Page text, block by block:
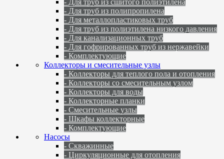
- Для труб из сшитого полиэтилена
- Для труб из полипропилена
- Для металлопластиковых труб
- Для труб из полиэтилена низкого давления
- Для канализационных труб
- Для гофрированных труб из нержавейки
- Комплектующие
Коллекторы и смесительные узлы
- Коллекторы для теплого пола и отопления
- Коллекторы со смесительным узлом
- Коллекторы для воды
- Коллекторные планки
- Смесительные узлы
- Шкафы коллекторные
- Комплектующие
Насосы
- Скважинные
- Циркуляционные для отопления